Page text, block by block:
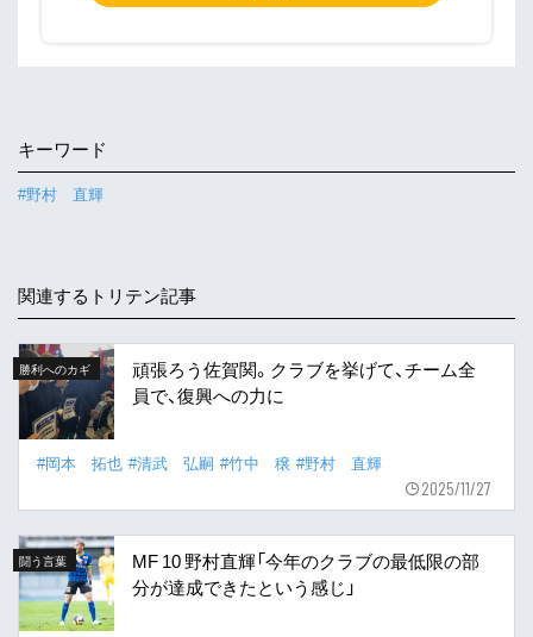
キーワード
#野村 直輝
関連するトリテン記事
勝利へのカギ
頑張ろう佐賀関。クラブを挙げて、チーム全
員で、復興への力に
#岡本 拓也 #清武 弘嗣 #竹中 穣 #野村 直輝
2025/11/27
闘う言葉
MF 10 野村直輝「今年のクラブの最低限の部
分が達成できたという感じ」